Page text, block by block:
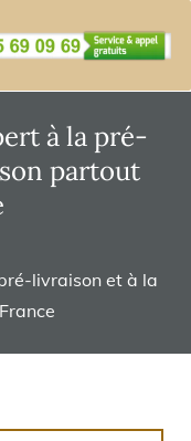
à la pré-
partout
livraison et à la